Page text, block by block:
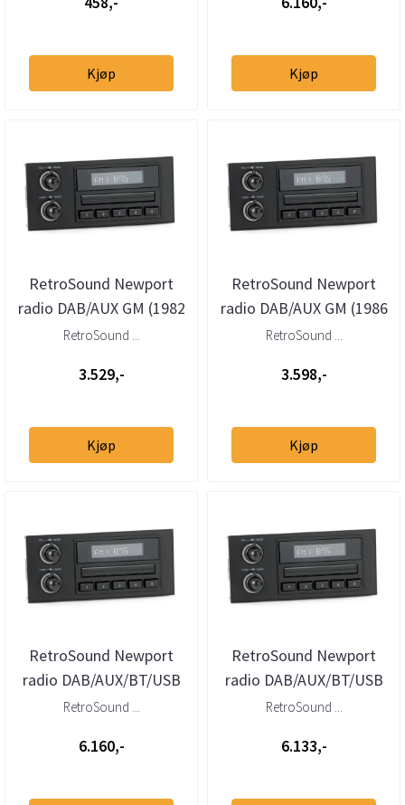
Kjøp Kjøp
RetroSound Newport
radio DAB/AUX GM (1982
- 1991)
RetroSound ...
3.529,-
Kjøp
RetroSound Newport
radio DAB/AUX GM (1986
- 1996)
RetroSound ...
3.598,-
Kjøp
RetroSound Newport
radio DAB/AUX/BT/USB
GM (1982 - 1991)
RetroSound ...
6.160,-
RetroSound Newport
radio DAB/AUX/BT/USB
GM (1986 - 1996)
RetroSound ...
6.133,-